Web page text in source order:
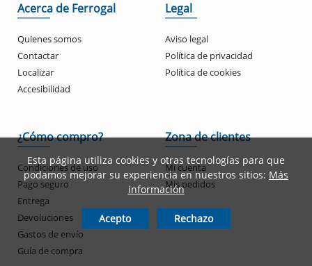
Acerca de Ferrogal
Quienes somos
Contactar
Localizar
Accesibilidad
Legal
Aviso legal
Política de privacidad
Política de cookies
¿Cómo compro?
Condiciones de uso
Pago seguro
Entrega
Devoluciones
Gastos de envío
Guía de compra
Zona de clientes
Mi cuenta
Mis pedidos
Esta página utiliza cookies y otras tecnologías para que
podamos mejorar su experiencia en nuestros sitios: Más
información
Acepto Rechazo